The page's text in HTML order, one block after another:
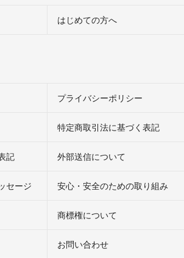
はじめての方へ
プライバシーポリシー
特定商取引法に基づく表記
記 外部送信について
セージ 安心・安全のための取り組み
商標権について
お問い合わせ